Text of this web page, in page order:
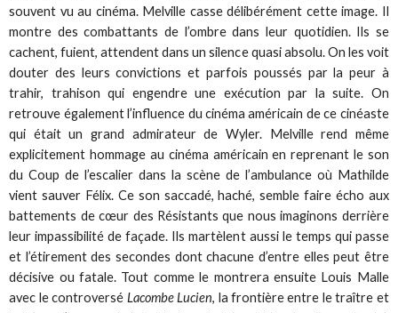
souvent vu au cinéma. Melville casse délibérément cette image. Il
montre des combattants de l’ombre dans leur quotidien. Ils se
cachent, fuient, attendent dans un silence quasi absolu. On les voit
douter des leurs convictions et parfois poussés par la peur à
trahir, trahison qui engendre une exécution par la suite. On
retrouve également l’influence du cinéma américain de ce cinéaste
qui était un grand admirateur de Wyler. Melville rend même
explicitement hommage au cinéma américain en reprenant le son
du Coup de l’escalier dans la scène de l’ambulance où Mathilde
vient sauver Félix. Ce son saccadé, haché, semble faire écho aux
battements de cœur des Résistants que nous imaginons derrière
leur impassibilité de façade. Ils martèlent aussi le temps qui passe
et l’étirement des secondes dont chacune d’entre elles peut être
décisive ou fatale. Tout comme le montrera ensuite Louis Malle
avec le controversé Lacombe Lucien, la frontière entre le traître et